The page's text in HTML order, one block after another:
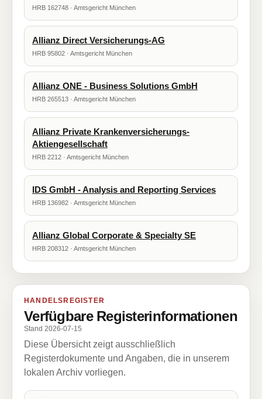
HRB 162748 · Amtsgericht München
Allianz Direct Versicherungs-AG
HRB 95802 · Amtsgericht München
Allianz ONE - Business Solutions GmbH
HRB 265513 · Amtsgericht München
Allianz Private Krankenversicherungs-
Aktiengesellschaft
HRB 2212 · Amtsgericht München
IDS GmbH - Analysis and Reporting Services
HRB 136982 · Amtsgericht München
Allianz Global Corporate & Specialty SE
HRB 208312 · Amtsgericht München
HANDELSREGISTER
Verfügbare Registerinformationen
Stand 2026-07-15
Diese Übersicht zeigt ausschließlich
Registerdokumente und Angaben, die in unserem
lokalen Archiv vorliegen.